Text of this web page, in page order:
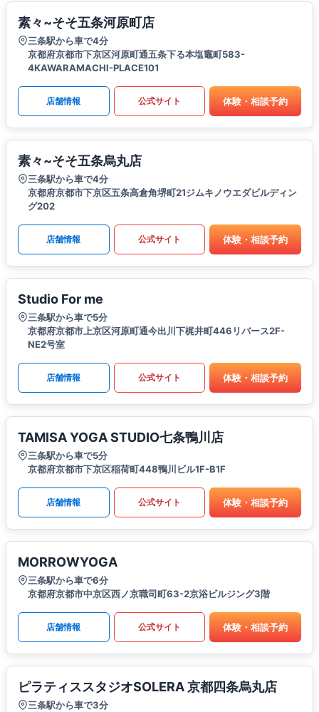
素々~そそ五条河原町店
三条駅から車で4分
京都府京都市下京区河原町通五条下る本塩竈町583-
4KAWARAMACHI-PLACE101
店舗情報 公式サイト 体験・相談予約
素々~そそ五条烏丸店
三条駅から車で4分
京都府京都市下京区五条高倉角堺町21ジムキノウエダビルディン
グ202
店舗情報 公式サイト 体験・相談予約
Studio For me
三条駅から車で5分
京都府京都市上京区河原町通今出川下梶井町446リバース2F-
NE2号室
店舗情報 公式サイト 体験・相談予約
TAMISA YOGA STUDIO七条鴨川店
三条駅から車で5分
京都府京都市下京区稲荷町448鴨川ビル1F-B1F
店舗情報 公式サイト 体験・相談予約
MORROWYOGA
三条駅から車で6分
京都府京都市中京区西ノ京職司町63-2京浴ビルジング3階
店舗情報 公式サイト 体験・相談予約
ピラティススタジオSOLERA 京都四条烏丸店
三条駅から車で3分